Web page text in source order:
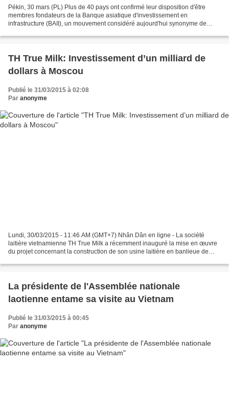
Pékin, 30 mars (PL) Plus de 40 pays ont confirmé leur disposition d'être
membres fondateurs de la Banque asiatique d'investissement en
infrastructure (BAII), un mouvement considéré aujourd'hui synonyme de
TH True Milk: Investissement d’un milliard de
dollars à Moscou
Publié le 31/03/2015 à 02:08
Par anonyme
Lundi, 30/03/2015 - 11:46 AM (GMT+7) Nhân Dân en ligne - La société
laitière vietnamienne TH True Milk a récemment inauguré la mise en œuvre
du projet concernant la construction de son usine laitière en banlieue de
La présidente de l'Assemblée nationale
laotienne entame sa visite au Vietnam
Publié le 31/03/2015 à 00:45
Par anonyme